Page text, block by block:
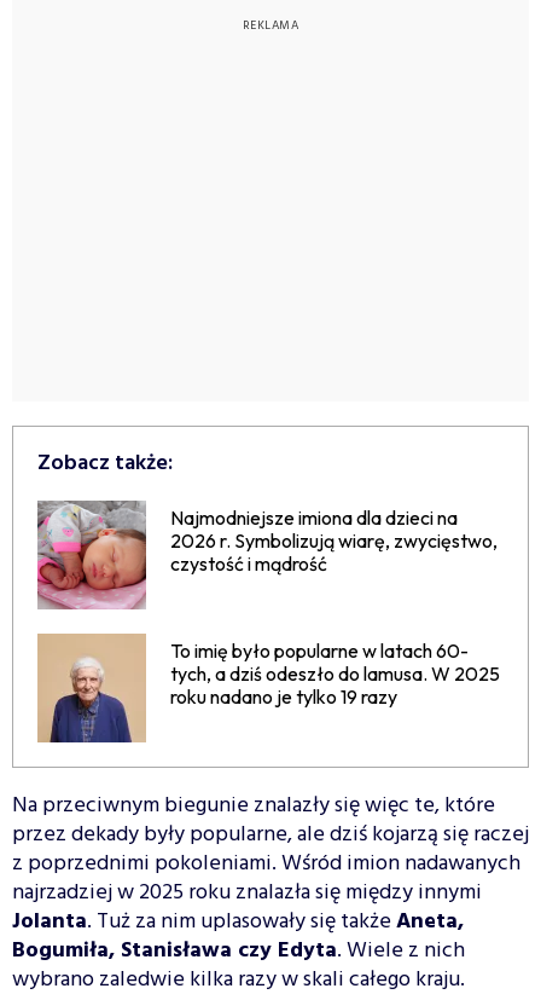
Zobacz także:
Najmodniejsze imiona dla dzieci na
2026 r. Symbolizują wiarę, zwycięstwo,
czystość i mądrość
To imię było popularne w latach 60-
tych, a dziś odeszło do lamusa. W 2025
roku nadano je tylko 19 razy
Na przeciwnym biegunie znalazły się więc te, które
przez dekady były popularne, ale dziś kojarzą się raczej
z poprzednimi pokoleniami. Wśród imion nadawanych
najrzadziej w 2025 roku znalazła się między innymi
Jolanta. Tuż za nim uplasowały się takżeAneta,
Bogumiła, Stanisława czy Edyta. Wiele z nich
wybrano zaledwie kilka razy w skali całego kraju.